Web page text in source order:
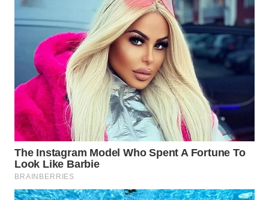
WAHANA
LISTRIK
WAHANA
TRAVEL
WAHANA
TV
WAHANANEWS
ID